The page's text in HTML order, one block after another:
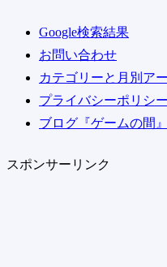
Google検索結果
お問い合わせ
カテゴリーと月別ア
プライバシーポリシー
ブログ『ゲームの間
スポンサーリンク